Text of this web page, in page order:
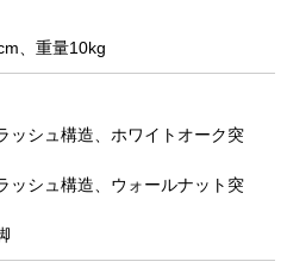
、重量10kg
ッシュ構造、ホワイトオーク突
ッシュ構造、ウォールナット突